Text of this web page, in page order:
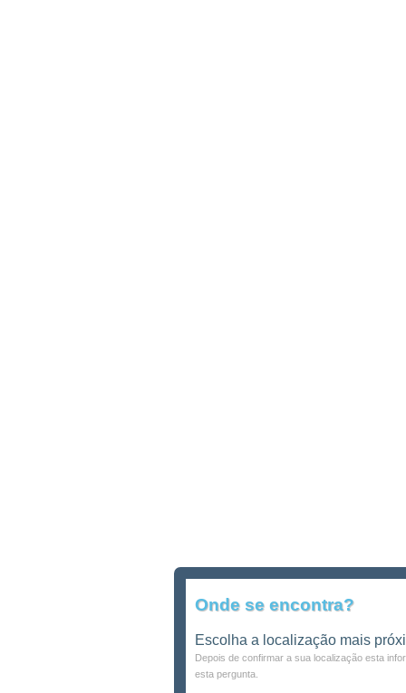
Onde se encontra?
Escolha a localização mais
Depois de confirmar a sua localização esta
esta pergunta.